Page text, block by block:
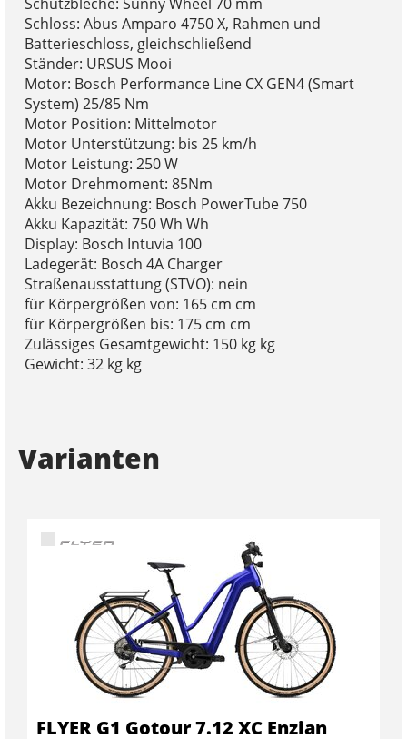
Schloss: Abus Amparo 4750 X, Rahmen und
Batterieschloss, gleichschließend
Ständer: URSUS Mooi
Motor: Bosch Performance Line CX GEN4 (Smart
System) 25/85 Nm
Motor Position: Mittelmotor
Motor Unterstützung: bis 25 km/h
Motor Leistung: 250 W
Motor Drehmoment: 85Nm
Akku Bezeichnung: Bosch PowerTube 750
Akku Kapazität: 750 Wh Wh
Display: Bosch Intuvia 100
Ladegerät: Bosch 4A Charger
Straßenausstattung (STVO): nein
für Körpergrößen von: 165 cm cm
für Körpergrößen bis: 175 cm cm
Zulässiges Gesamtgewicht: 150 kg kg
Gewicht: 32 kg kg
Varianten
FLYER G1 Gotour 7.12 XC Enzian